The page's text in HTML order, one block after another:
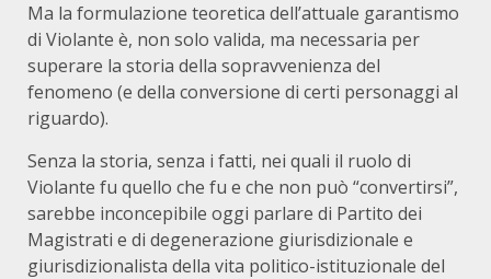
Ma la formulazione teoretica dell’attuale garantismo
di Violante è, non solo valida, ma necessaria per
superare la storia della sopravvenienza del
fenomeno (e della conversione di certi personaggi al
riguardo).
Senza la storia, senza i fatti, nei quali il ruolo di
Violante fu quello che fu e che non può “convertirsi”,
sarebbe inconcepibile oggi parlare di Partito dei
Magistrati e di degenerazione giurisdizionale e
giurisdizionalista della vita politico-istituzionale del